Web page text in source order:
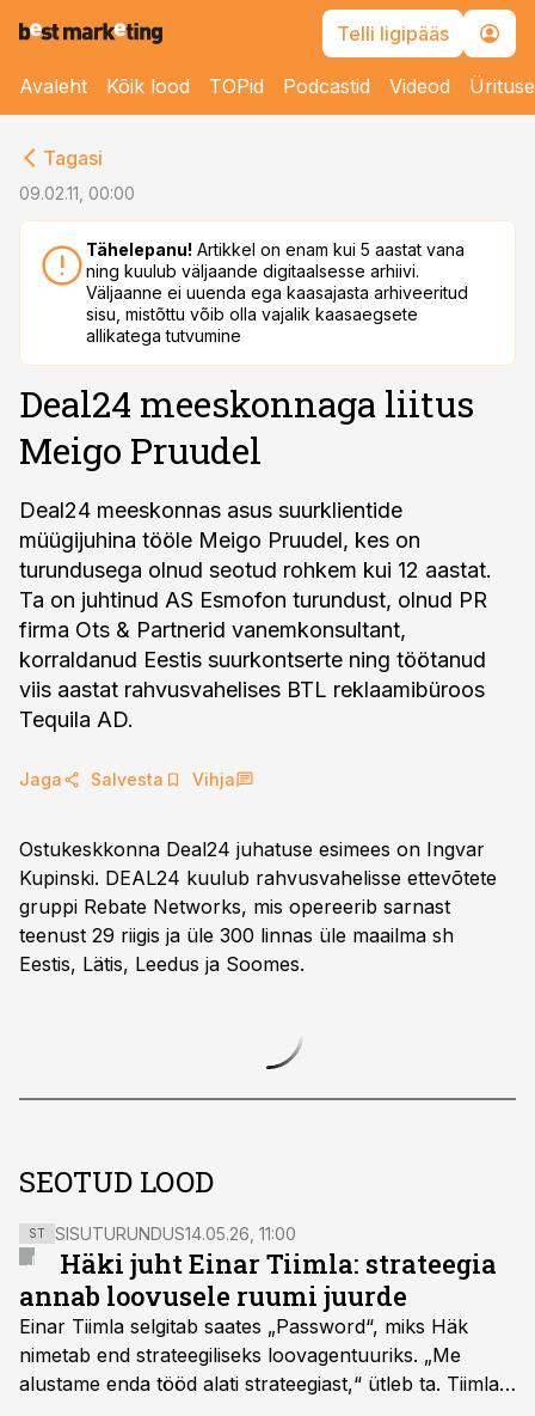
Telli ligipääs
Avaleht Kõik lood TOPid Podcastid Videod
Tagasi
09.02.11, 00:00
Tähelepanu! Artikkel on enam kui 5 aastat vana
ning kuulub väljaande digitaalsesse arhiivi.
Väljaanne ei uuenda ega kaasajasta arhiveeritud
sisu, mistõttu võib olla vajalik kaasaegsete
allikatega tutvumine
Deal24 meeskonnaga liitus
Meigo Pruudel
Deal24 meeskonnas asus suurklientide
müügijuhina tööle Meigo Pruudel, kes on
turundusega olnud seotud rohkem kui 12 aastat.
Ta on juhtinud AS Esmofon turundust, olnud PR
firma Ots & Partnerid vanemkonsultant,
korraldanud Eestis suurkontserte ning töötanud
viis aastat rahvusvahelises BTL reklaamibüroos
Tequila AD.
Jaga Salvesta Vihja
Ostukeskkonna Deal24 juhatuse esimees on Ingvar
Kupinski. DEAL24 kuulub rahvusvahelisse ettevõtete
gruppi Rebate Networks, mis opereerib sarnast
teenust 29 riigis ja üle 300 linnas üle maailma sh
Eestis, Lätis, Leedus ja Soomes.
SEOTUD LOOD
ST SISUTURUNDUS14.05.26, 11:00
Häki juht Einar Tiimla: strateegia
annab loovusele ruumi juurde
Einar Tiimla selgitab saates „Password“, miks Häk
nimetab end strateegiliseks loovagentuuriks. „Me
alustame enda tööd alati strateegiast,“ ütleb ta. Tiimla